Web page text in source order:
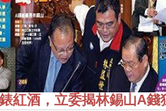
紅酒，立委揭林錫山A錢